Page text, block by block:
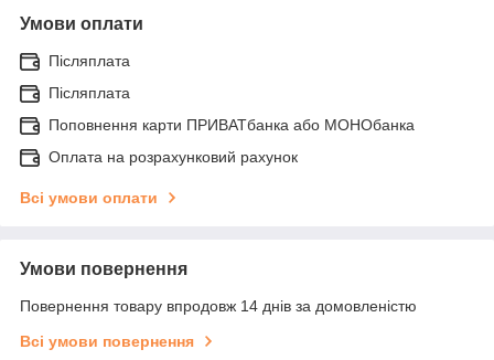
Умови оплати
Післяплата
Післяплата
Поповнення карти ПРИВАТбанка або МОНОбанка
Оплата на розрахунковий рахунок
Всі умови оплати
Умови повернення
Повернення товару впродовж 14 днів за домовленістю
Всі умови повернення